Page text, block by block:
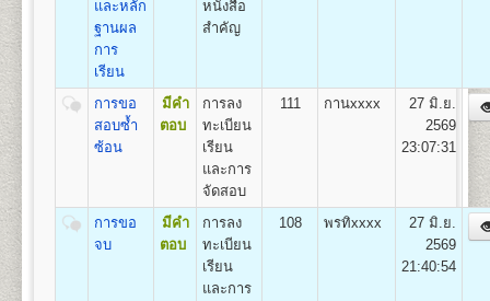
ชื่อปริญญา
ทัศนมาตรศาสตรบัณฑิต (ทศ.บ.) Doctor of
Optometry (O.D.)
เปิดสอน
คณะสาธารณสุขศาสตร์
เปิดสอนระดับปริญญาตรีหลักสูตร 4 ปี จำนวน
สาธารณสุขศาสตรบัณฑิต (ส.บ.) Bachelor of
Health (B.P.H)
เปิดสอน 1
หลักสูตร
1.หลักสูตรสาธารณสุขศาสตรบัณฑิต สาขาวิชา
500 800
14
15 750 500 800 100 500 100
2,750
16 500 800 100
500 800
2,850
18 900 500 800
2,900
500 800
และหลัก
ฐานผล
การ
เรียน
หนังสือ
สำคัญ
การขอ
สอบซ้ำ
ซ้อน
มีคำ
ตอบ
การลง
ทะเบียน
เรียน
และการ
จัดสอบ
111 กานxxxx
27 มิ.ย.
2569
23:07:31
การขอ
จบ
มีคำ
ตอบ
การลง
ทะเบียน
เรียน
และการ
108 พรทิxxxx
27 มิ.ย.
2569
21:40:54